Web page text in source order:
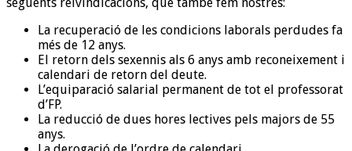
següents reivindicacions, que també fem nostres:
La recuperació de les condicions laborals perdudes fa
més de 12 anys.
El retorn dels sexennis als 6 anys amb reconeixement i
calendari de retorn del deute.
L’equiparació salarial permanent de tot el professorat
d’FP.
La reducció de dues hores lectives pels majors de 55
anys.